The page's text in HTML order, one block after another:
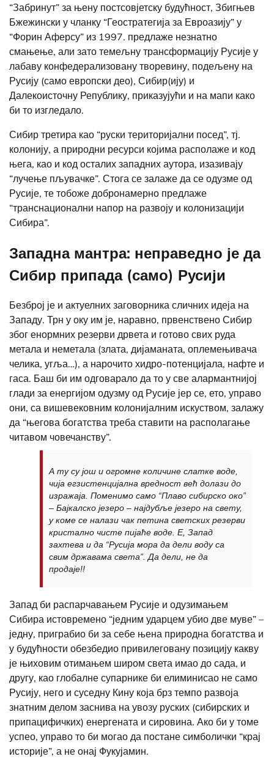
“Забринут” за њену постсовјетску будућност, Збигњев
Бжежински у чланку “Геостратегија за Евроазију” у
“Форин Аферсу” из 1997. предлаже незнатно
смањење, али зато темељну трансформацију Русије у
лабаву конфедерализовану творевину, подељену на
Русију (само европски део), Сибир(ију) и
Далекоисточну Републику, приказујући и на мапи како
би то изгледало.
Сибир третира као “руски територијални посед”, тј.
колонију, а природни ресурси којима располаже и код
њега, као и код осталих западних аутора, изазивају
“лучење пљувачке”. Стога се залаже да се одузме од
Русије, те тобоже добронамерно предлаже
“транснационални напор на развоју и колонизацији
Сибира”.
Западна мантра: неправедно је да
Сибир припада (само) Русији
Безброј је и актуелних заговорника сличних идеја на
Западу. Трн у оку им је, наравно, првенствено Сибир
због енормних резерви дрвета и готово свих руда
метала и неметала (злата, дијаманата, оплемењивача
челика, угља…), а нарочито хидро-потенцијала, нафте и
гаса. Баш би им одговарало да то у све алармантнијој
глади за енергијом одузму од Русије јер се, ето, управо
они, са вишевековним колонијалним искуством, залажу
да “његова богатства треба ставити на располагање
читавом човечанству”.
А ту су још и огромне количине слатке воде,
чија егзистенцијална вредност већ долази до
изражаја. Поменимо само “Плаво сибирско око”
– Бајкалско језеро – најдубље језеро на свету,
у коме се налази чак петина светских резерви
кристално чисте пијаће воде. Е, Запад
захтева и да “Русија мора да дели воду са
свим државама света”. Да дели, не да
продаје!!
Запад би распарчавањем Русије и одузимањем
Сибира истовремено “једним ударцем убио две муве” –
једну, приграбио би за себе њена природна богатства и
у будућности обезбедио привилеговану позицију какву
је њиховим отимањем широм света имао до сада, и
другу, као глобалне супарнике би елиминисао не само
Русију, него и суседну Кину која брз темпо развоја
знатним делом заснива на увозу руских (сибирских и
припацифичких) енергената и сировина. Ако би у томе
успео, управо то би могао да постане симболички “крај
историје”, а не онај Фукујамин.